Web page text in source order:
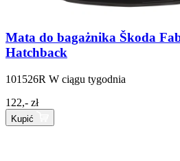
Mata do bagażnika Škoda
Hatchback
101526R W ciągu tygodnia
122,- zł
Kupić